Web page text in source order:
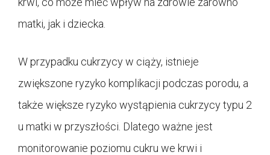
matki, jak i dziecka.
W przypadku cukrzycy w ciąży, istnieje
zwiększone ryzyko komplikacji podczas porodu, a
także większe ryzyko wystąpienia cukrzycy typu 2
u matki w przyszłości. Dlatego ważne jest
monitorowanie poziomu cukru we krwi i